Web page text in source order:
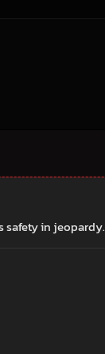
safety in jeopardy.